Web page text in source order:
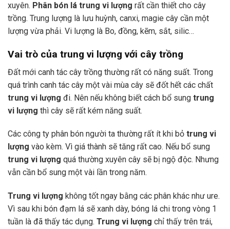
xuyên. Phân bón lá trung vi lượng rất cần thiết cho cây
trồng. Trung lượng là lưu huỳnh, canxi, magie cây cần một
lượng vừa phải. Vi lượng là Bo, đồng, kẽm, sắt, silic…
Vai trò của trung vi lượng với cây trồng
Đất mới canh tác cây trồng thường rất có năng suất. Trong
quá trình canh tác cây một vài mùa cây sẽ đốt hết các chất
trung vi lượng đi. Nên nếu không biết cách bổ sung trung
vi lượng thì cây sẽ rất kém năng suất.
Các công ty phân bón người ta thường rất ít khi bỏ trung vi
lượng vào kèm. Vì giá thành sẽ tăng rất cao. Nếu bổ sung
trung vi lượng quá thường xuyên cây sẽ bị ngộ độc. Nhưng
vẫn cần bổ sung một vài lần trong năm.
Trung vi lượng không tốt ngay bằng các phân khác như ure.
Vì sau khi bón đạm lá sẽ xanh dày, bóng lá chi trong vòng 1
tuần là đã thấy tác dụng. Trung vi lượng chỉ thấy trên trái,